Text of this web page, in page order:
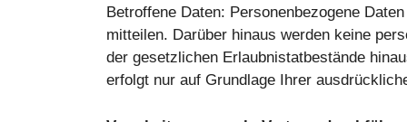
Betroffene Daten: Personenbezogene
mitteilen. Darüber hinaus werden keine
der gesetzlichen Erlaubnistatbestände
erfolgt nur auf Grundlage Ihrer